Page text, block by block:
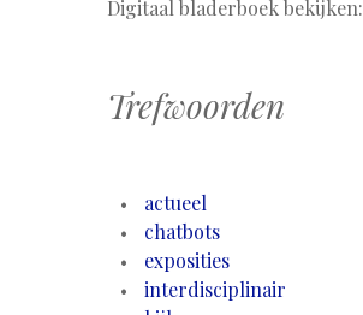
Digitaal bladerboek bekijken:
Trefwoorden
actueel
chatbots
exposities
interdisciplinair